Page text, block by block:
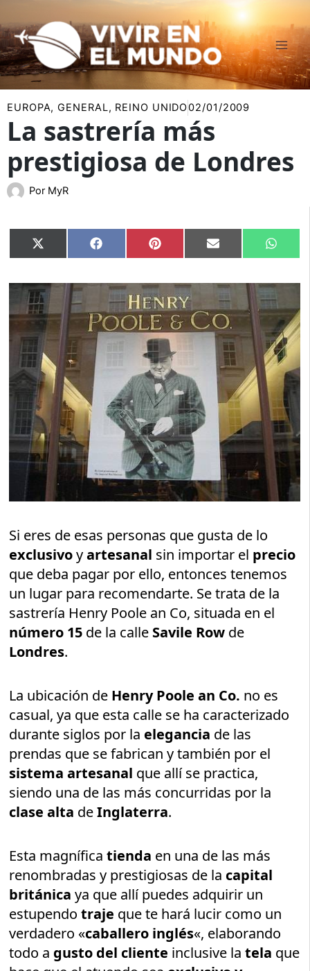
al
contenido
EUROPA,GENERAL, REINO UNIDO02/01/2009
La sastrería más
prestigiosa de Londres
Por MyR
Compartir
en
X
(Twitter)
Compartir
en
Facebook Compartir
en
Pinterest Compartir
en
Email
en
Si eres de esas personas que gusta de lo
exclusivoyartesanal sin importar el precio
que deba pagar por ello, entonces tenemos
un lugar para recomendarte. Se trata de la
sastrería Henry Poole an Co, situada en el
número 15 de la calle Savile Row de
Londres.
La ubicación de Henry Poole an Co. no es
casual, ya que esta calle se ha caracterizado
durante siglos por la elegancia de las
prendas que se fabrican y también por el
sistema artesanal que allí se practica,
siendo una de las más concurridas por la
clase alta deInglaterra.
Esta magníficatienda en una de las más
renombradas y prestigiosas de la capital
británica ya que allí puedes adquirir un
estupendo traje que te hará lucir como un
verdadero «caballero inglés«, elaborando
todo a gusto del cliente inclusive latela que